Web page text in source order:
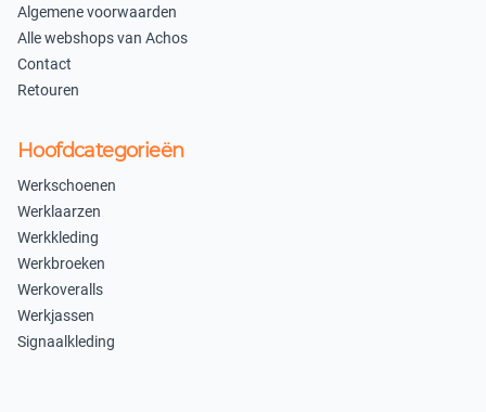
Algemene voorwaarden
Alle webshops van Achos
Contact
Retouren
Hoofdcategorieën
Werkschoenen
Werklaarzen
Werkkleding
Werkbroeken
Werkoveralls
Werkjassen
Signaalkleding